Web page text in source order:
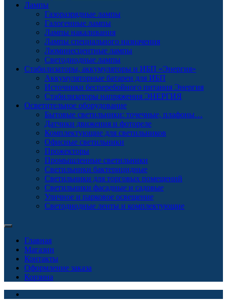
Лампы
Газоразрядные лампы
Галогенные лампы
Лампы накаливания
Лампы специального назначения
Люминесцентные лампы
Светодиодные лампы
Стабилизаторы, аккумуляторы и ИБП «Энергия»
Аккумуляторные батареи для ИБП
Источники бесперебойного питания Энергия
Стабилизаторы напряжения ЭНЕРГИЯ
Осветительное оборудование
Бытовые светильники: точечные, плафоны…
Датчики движения и фотореле
Комплектующие для светильников
Офисные светильники
Прожекторы
Промышленные светильники
Светильники бактерицидные
Светильники для торговых помещений
Светильники фасадные и садовые
Уличное и парковое освещение
Светодиодные ленты и комплектующие
Главная
Магазин
Контакты
Оформление заказа
Корзина